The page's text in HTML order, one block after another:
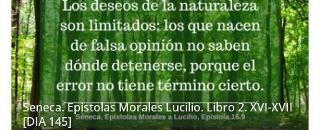
Seneca. Epistolas Morales Lucilio. Libro 2. XVI-XVII
[DIA 145]